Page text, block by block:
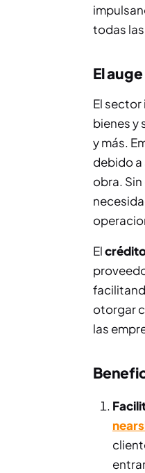
todas
El
El
bienes y
y más.
debido a
obra.
El
otorgar
las